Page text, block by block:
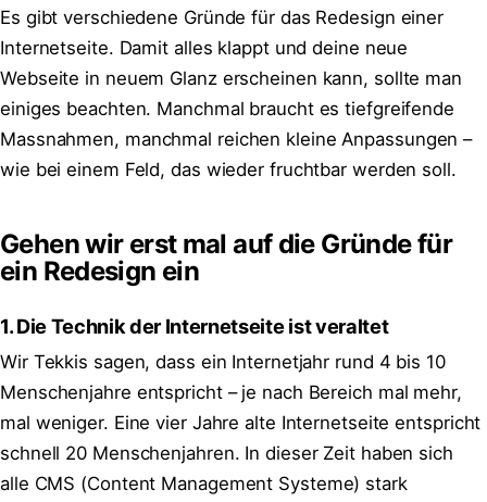
Es gibt verschiedene Gründe für das Redesign einer
Internetseite. Damit alles klappt und deine neue
Webseite in neuem Glanz erscheinen kann, sollte man
einiges beachten. Manchmal braucht es tiefgreifende
Massnahmen, manchmal reichen kleine Anpassungen –
wie bei einem Feld, das wieder fruchtbar werden soll.
Gehen wir erst mal auf die Gründe für
ein Redesign ein
1. Die Technik der Internetseite ist veraltet
Wir Tekkis sagen, dass ein Internetjahr rund 4 bis 10
Menschenjahre entspricht – je nach Bereich mal mehr,
mal weniger. Eine vier Jahre alte Internetseite entspricht
schnell 20 Menschenjahren. In dieser Zeit haben sich
alle CMS (Content Management Systeme) stark